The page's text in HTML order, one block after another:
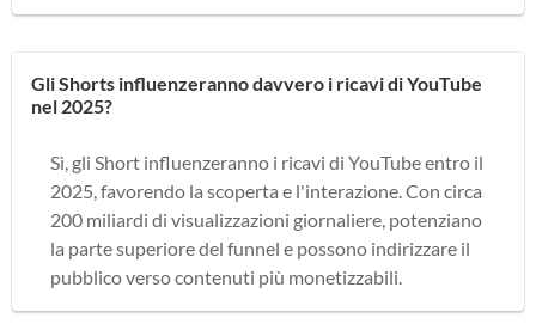
Gli Shorts influenzeranno davvero i ricavi di YouTube
nel 2025?
Sì, gli Short influenzeranno i ricavi di YouTube entro il
2025, favorendo la scoperta e l'interazione. Con circa
200 miliardi di visualizzazioni giornaliere, potenziano
la parte superiore del funnel e possono indirizzare il
pubblico verso contenuti più monetizzabili.